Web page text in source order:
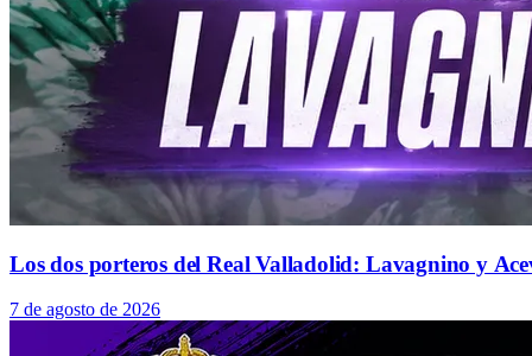
Los dos porteros del Real Valladolid: Lavagnino y
7 de agosto de 2026